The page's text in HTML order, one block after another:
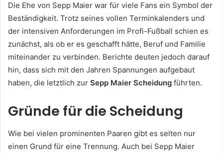
Die Ehe von Sepp Maier war für viele Fans ein Symbol der
Beständigkeit. Trotz seines vollen Terminkalenders und
der intensiven Anforderungen im Profi-Fußball schien es
zunächst, als ob er es geschafft hätte, Beruf und Familie
miteinander zu verbinden. Berichte deuten jedoch darauf
hin, dass sich mit den Jahren Spannungen aufgebaut
haben, die letztlich zur Sepp Maier Scheidung führten.
Gründe für die Scheidung
Wie bei vielen prominenten Paaren gibt es selten nur
einen Grund für eine Trennung. Auch bei Sepp Maier